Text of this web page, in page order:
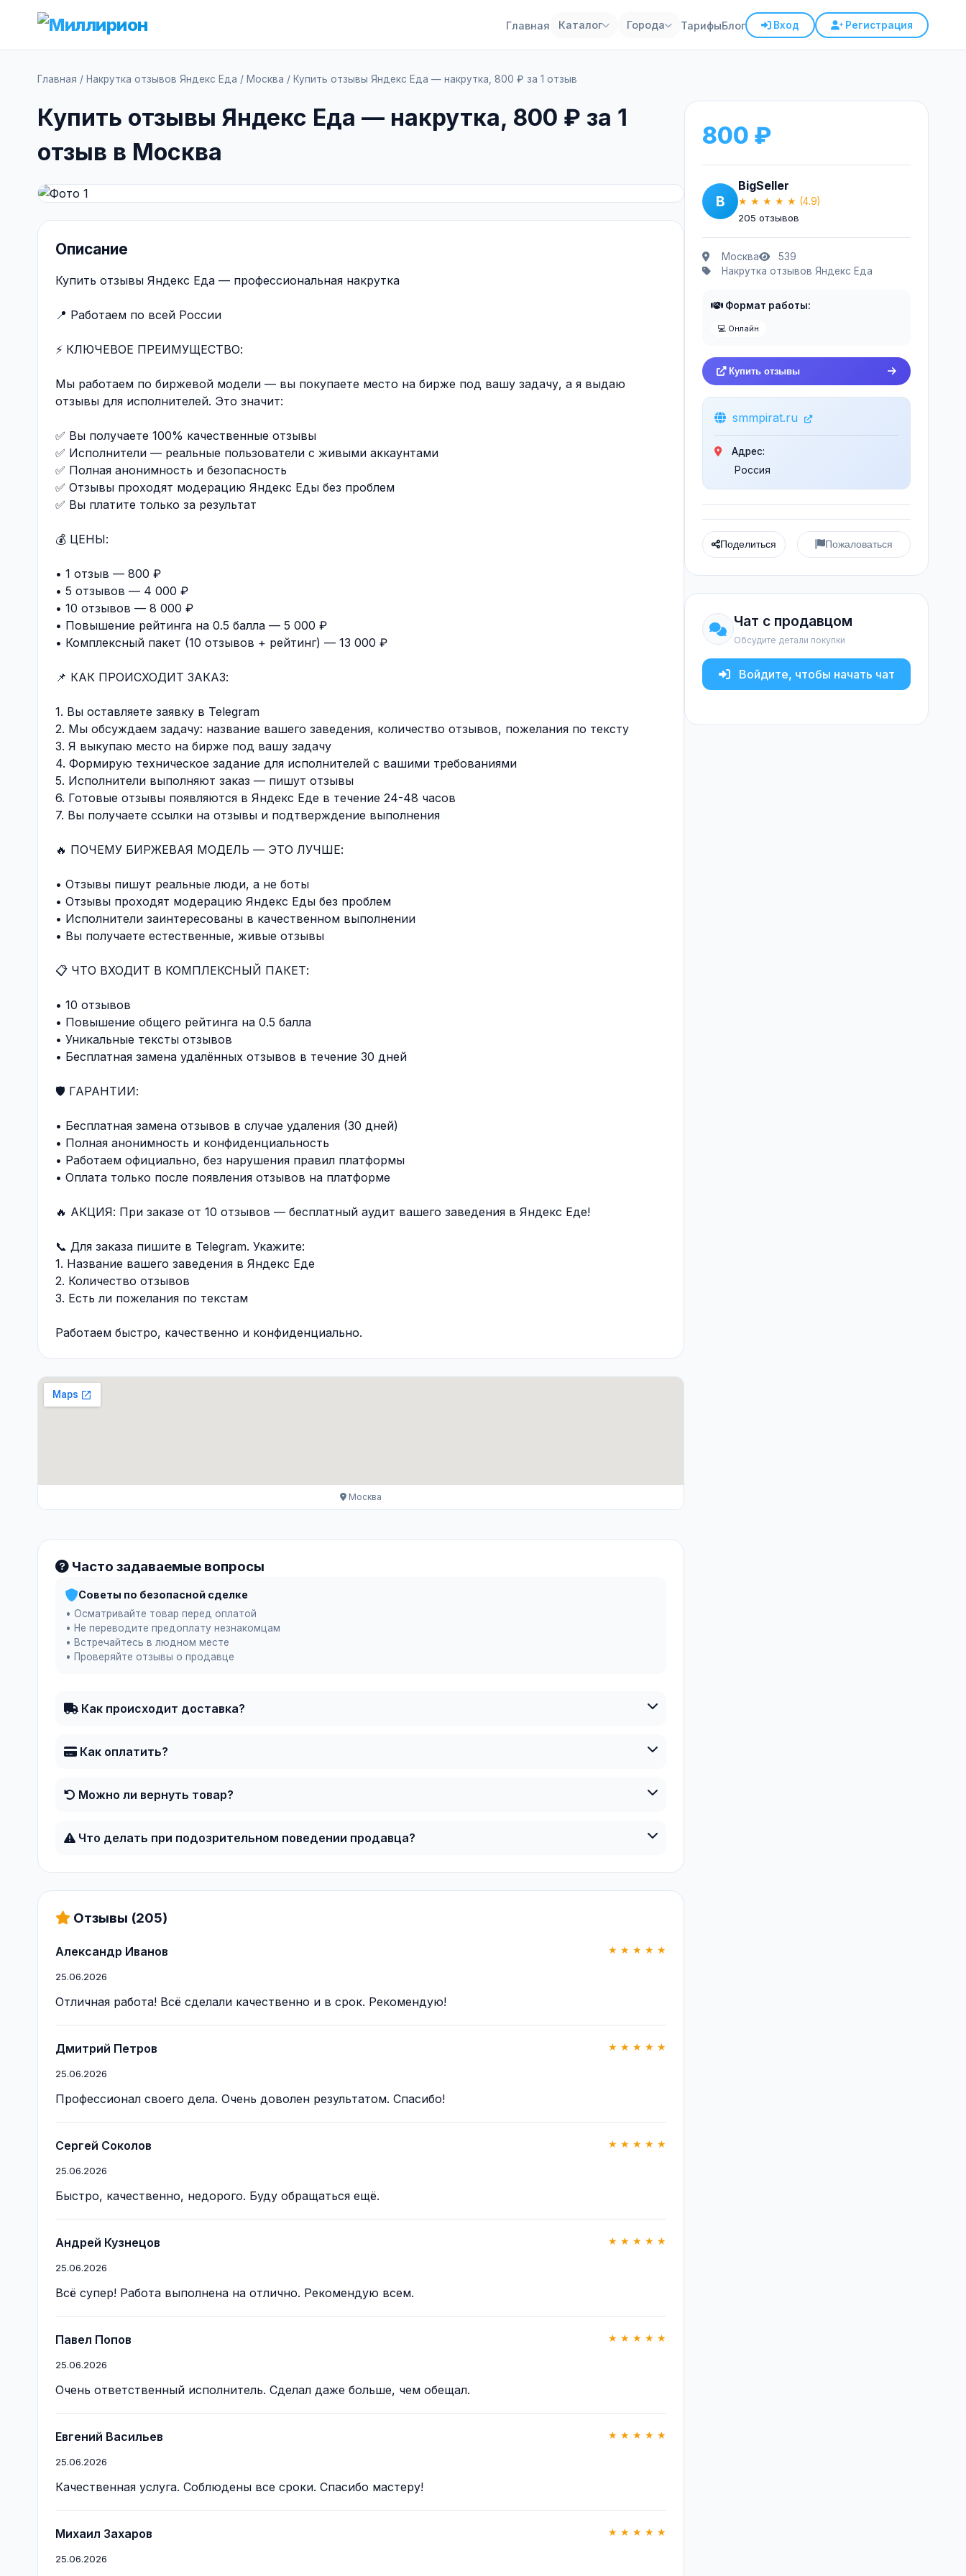
Главная Каталог Города ТарифыБлог Вход Регистрация
Главная / Накрутка отзывов Яндекс Еда / Москва / Купить отзывы Яндекс Еда — накрутка, 800 ₽ за 1 отзыв
Купить отзывы Яндекс Еда — накрутка, 800 ₽ за 1
отзыв в Москва
Описание
Купить отзывы Яндекс Еда — профессиональная накрутка
📍 Работаем по всей России
⚡ КЛЮЧЕВОЕ ПРЕИМУЩЕСТВО:
Мы работаем по биржевой модели — вы покупаете место на бирже под вашу задачу, а я выдаю
отзывы для исполнителей. Это значит:
✅ Вы получаете 100% качественные отзывы
✅ Исполнители — реальные пользователи с живыми аккаунтами
✅ Полная анонимность и безопасность
✅ Отзывы проходят модерацию Яндекс Еды без проблем
✅ Вы платите только за результат
💰 ЦЕНЫ:
• 1 отзыв — 800 ₽
• 5 отзывов — 4 000 ₽
• 10 отзывов — 8 000 ₽
• Повышение рейтинга на 0.5 балла — 5 000 ₽
• Комплексный пакет (10 отзывов + рейтинг) — 13 000 ₽
📌 КАК ПРОИСХОДИТ ЗАКАЗ:
1. Вы оставляете заявку в Telegram
2. Мы обсуждаем задачу: название вашего заведения, количество отзывов, пожелания по тексту
3. Я выкупаю место на бирже под вашу задачу
4. Формирую техническое задание для исполнителей с вашими требованиями
5. Исполнители выполняют заказ — пишут отзывы
6. Готовые отзывы появляются в Яндекс Еде в течение 24-48 часов
7. Вы получаете ссылки на отзывы и подтверждение выполнения
🔥 ПОЧЕМУ БИРЖЕВАЯ МОДЕЛЬ — ЭТО ЛУЧШЕ:
• Отзывы пишут реальные люди, а не боты
• Отзывы проходят модерацию Яндекс Еды без проблем
• Исполнители заинтересованы в качественном выполнении
• Вы получаете естественные, живые отзывы
📋 ЧТО ВХОДИТ В КОМПЛЕКСНЫЙ ПАКЕТ:
• 10 отзывов
• Повышение общего рейтинга на 0.5 балла
• Уникальные тексты отзывов
• Бесплатная замена удалённых отзывов в течение 30 дней
🛡️ ГАРАНТИИ:
• Бесплатная замена отзывов в случае удаления (30 дней)
• Полная анонимность и конфиденциальность
• Работаем официально, без нарушения правил платформы
• Оплата только после появления отзывов на платформе
🔥 АКЦИЯ: При заказе от 10 отзывов — бесплатный аудит вашего заведения в Яндекс Еде!
📞 Для заказа пишите в Telegram. Укажите:
1. Название вашего заведения в Яндекс Еде
2. Количество отзывов
3. Есть ли пожелания по текстам
Работаем быстро, качественно и конфиденциально.
Москва
Часто задаваемые вопросы
Советы по безопасной сделке
• Осматривайте товар перед оплатой
• Не переводите предоплату незнакомцам
• Встречайтесь в людном месте
• Проверяйте отзывы о продавце
Как происходит доставка?
Как оплатить?
Можно ли вернуть товар?
Что делать при подозрительном поведении продавца?
Отзывы (205)
Александр Иванов ★ ★ ★ ★ ★
25.06.2026
Отличная работа! Всё сделали качественно и в срок. Рекомендую!
Дмитрий Петров ★ ★ ★ ★ ★
25.06.2026
Профессионал своего дела. Очень доволен результатом. Спасибо!
Сергей Соколов ★ ★ ★ ★ ★
25.06.2026
Быстро, качественно, недорого. Буду обращаться ещё.
Андрей Кузнецов ★ ★ ★ ★ ★
25.06.2026
Всё супер! Работа выполнена на отлично. Рекомендую всем.
Павел Попов ★ ★ ★ ★ ★
25.06.2026
Очень ответственный исполнитель. Сделал даже больше, чем обещал.
Евгений Васильев ★ ★ ★ ★ ★
25.06.2026
Качественная услуга. Соблюдены все сроки. Спасибо мастеру!
Михаил Захаров ★ ★ ★ ★ ★
25.06.2026
800 ₽
B
BigSeller
★ ★ ★ ★ ★ (4.9)
205 отзывов
Москва
539
Накрутка отзывов Яндекс Еда
Формат работы:
💻 Онлайн
Купить отзывы
smmpirat.ru
Адрес:
Россия
Поделиться Пожаловаться
Чат с продавцом
Обсудите детали покупки
Войдите, чтобы начать чат